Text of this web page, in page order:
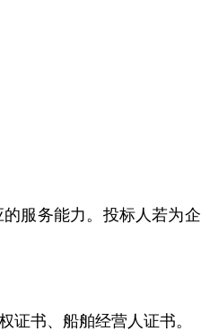
服务能力。投标人若为
证书、船舶经营人证书。